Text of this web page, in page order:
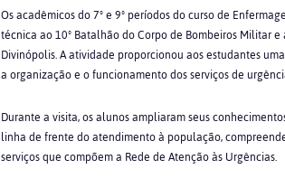
Os acadêmicos do 7º e 9º períodos do curso de
técnica ao 10º Batalhão do Corpo de Bombeiros Militar
Divinópolis. A atividade proporcionou aos estudantes
a organização e o funcionamento dos serviços de
Durante a visita, os alunos ampliaram seus
linha de frente do atendimento à população,
serviços que compõem a Rede de Atenção às Urgências.